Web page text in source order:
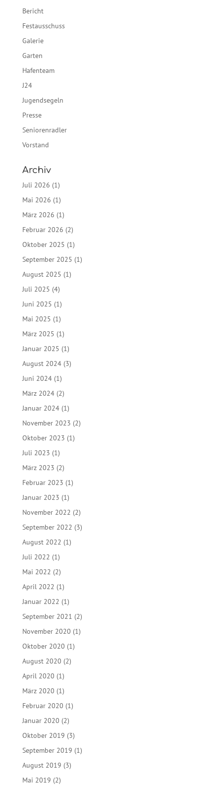
Bericht
Festausschuss
Galerie
Garten
Hafenteam
J24
Jugendsegeln
Presse
Seniorenradler
Vorstand
Archiv
Juli 2026 (1)
Mai 2026 (1)
März 2026 (1)
Februar 2026 (2)
Oktober 2025 (1)
September 2025 (1)
August 2025 (1)
Juli 2025 (4)
Juni 2025 (1)
Mai 2025 (1)
März 2025 (1)
Januar 2025 (1)
August 2024(3)
Juni 2024(1)
März 2024(2)
Januar 2024(1)
November 2023 (2)
Oktober 2023 (1)
Juli 2023 (1)
März 2023 (2)
Februar 2023 (1)
Januar 2023 (1)
November 2022 (2)
September 2022 (3)
August 2022 (1)
Juli 2022 (1)
Mai 2022 (2)
April 2022 (1)
Januar 2022 (1)
September 2021 (2)
November 2020 (1)
Oktober 2020 (1)
August 2020 (2)
April 2020 (1)
März 2020 (1)
Februar 2020 (1)
Januar 2020 (2)
Oktober 2019 (3)
September 2019 (1)
August 2019 (3)
Mai 2019 (2)